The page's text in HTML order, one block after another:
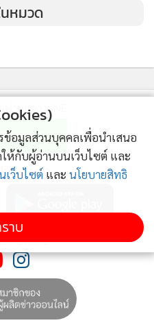
นหมวด
านทาง LINE
Online
ข้อมูลส่วนบุคคลเพื่อนำเสนอ
ห้กับผู้อ่านบนเว็บไซต์ และ
เว็บไซต์ และ นโยบายสิทธิ
าบ